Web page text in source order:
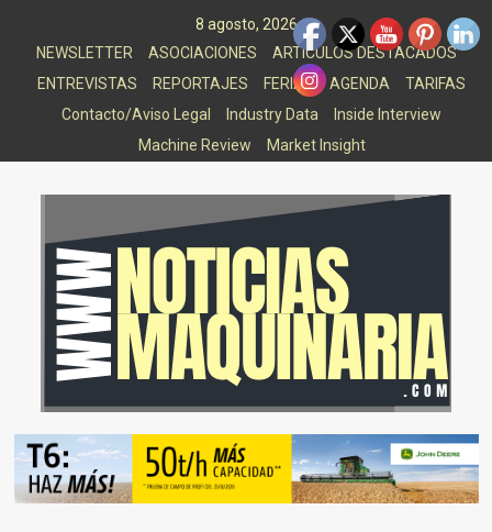
8 agosto, 2026
NEWSLETTER
ASOCIACIONES
ARTICULOS DESTACADOS
ENTREVISTAS
REPORTAJES FERIAS AGENDA
TARIFAS
Contacto/Aviso Legal
Industry Data
Inside Interview
Machine Review
Market Insight